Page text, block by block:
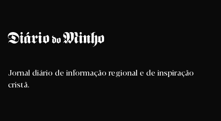
Jornal diário de informação regional e de inspiração
cristã.